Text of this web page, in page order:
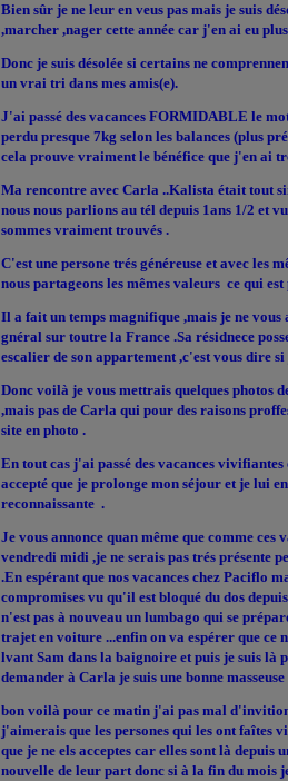
Bien sûr je ne leur en veus pas mais je suis
,marcher ,nager cette année car j'en ai eu
Donc je suis désolée si certains ne
un vrai tri dans mes amis(e).
J'ai passé des vacances FORMIDABLE le
perdu presque 7kg selon les balances (plus
cela prouve vraiment le bénéfice que j'en ai
Ma rencontre avec Carla ..Kalista était tout
nous nous parlions au tél depuis 1ans 1/2 et
sommes vraiment trouvés .
C'est une persone trés généreuse et avec les
nous partageons les mêmes valeurs ce qui
Il a fait un temps magnifique ,mais je ne
gnéral sur toutre la France .Sa résidnece
escalier de son appartement ,c'est vous dire
Donc voilà je vous mettrais quelques photos
,mais pas de Carla qui pour des raisons
site en photo .
En tout cas j'ai passé des vacances
accepté que je prolonge mon séjour et je lui
reconnaissante .
Je vous annonce quan même que comme ces
vendredi midi ,je ne serais pas trés présente
.En espérant que nos vacances chez Paciflo
compromises vu qu'il est bloqué du dos
n'est pas à nouveau un lumbago qui se
trajet en voiture ...enfin on va espérer que ce
lvant Sam dans la baignoire et puis je suis là
demander à Carla je suis une bonne masseuse
bon voilà pour ce matin j'ai pas mal
j'aimerais que les persones qui les ont faîtes
que je ne els acceptes car elles sont là depuis
nouvelle de leur part donc si à la fin du mois